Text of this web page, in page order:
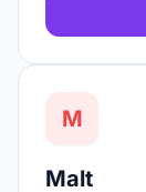
M
Malt